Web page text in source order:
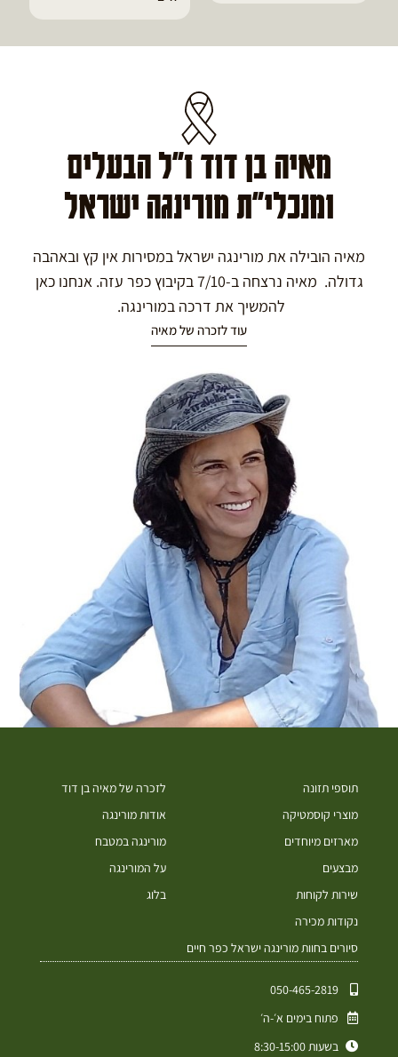
מאיה בן דוד ז"ל הבעלים
ומנכלי"ת מורינגה ישראל
מאיה הובילה את מורינגה ישראל במסירות אין קץ ובאהבה
גדולה. מאיה נרצחה ב-7/10 בקיבוץ כפר עזה. אנחנו כאן
להמשיך את דרכה במורינגה.
עוד לזכרה של מאיה
תוספי תזונה
מוצרי קוסמטיקה
מארזים מיוחדים
מבצעים
שירות לקוחות
נקודות מכירה
סיורים בחוות מורינגה ישראל כפר חיים
לזכרה של מאיה בן דוד
אודות מורינגה
מורינגה במטבח
על המורינגה
בלוג
050-465-2819⁩
פתוח בימים א׳-ה׳
בשעות 8:30-15:00